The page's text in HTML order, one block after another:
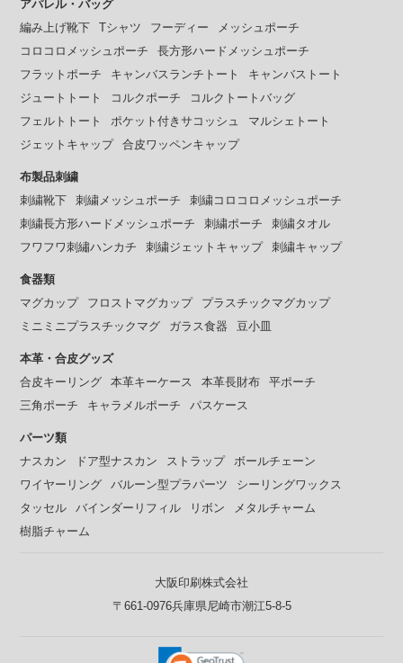
アパレル・バッグ
編み上げ靴下
Tシャツ フーディー
メッシュポーチ
コロコロメッシュポーチ
長方形ハードメッシュポーチ
フラットポーチ
キャンバスランチトート
キャンバストート
ジュートトート
コルクポーチ
コルクトートバッグ
フェルトトート
ポケット付きサコッシュ
マルシェトート
ジェットキャップ
合皮ワッペンキャップ
布製品刺繍
刺繍靴下
刺繍メッシュポーチ
刺繍コロコロメッシュポーチ
刺繍長方形ハードメッシュポーチ
刺繍ポーチ
刺繍タオル
フワフワ刺繡ハンカチ
刺繍ジェットキャップ 刺繍キャップ
食器類
マグカップ
フロストマグカップ
プラスチックマグカップ
ミニミニプラスチックマグ
ガラス食器 豆小皿
本革・合皮グッズ
合皮キーリング
本革キーケース 本革長財布
平ポーチ
三角ポーチ
キャラメルポーチ パスケース
パーツ類
ナスカン
ドア型ナスカン ストラップ
ボールチェーン
ワイヤーリング
バルーン型プラパーツ
シーリングワックス
タッセル
バインダーリフィル リボン
メタルチャーム
樹脂チャーム
大阪印刷株式会社
〒661-0976兵庫県尼崎市潮江5-8-5